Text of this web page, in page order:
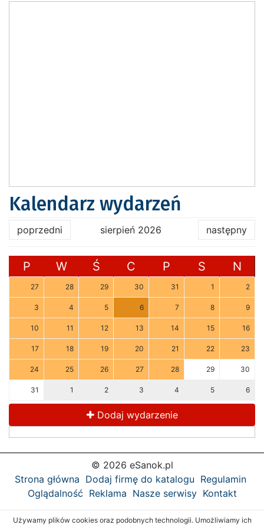
Kalendarz wydarzeń
poprzedni sierpień 2026 następny
P W Ś C P S N
27 28 29 30 31 1 2
3 4 5 6 7 8 9
10 11 12 13 14 15 16
17 18 19 20 21 22 23
24 25 26 27 28 29 30
31 1 2 3 4 5 6
Dodaj wydarzenie
© 2026 eSanok.pl
Strona główna Dodaj firmę do katalogu Regulamin
Oglądalność Reklama Nasze serwisy Kontakt
Używamy plików cookies oraz podobnych technologii. Umożliwiamy ich